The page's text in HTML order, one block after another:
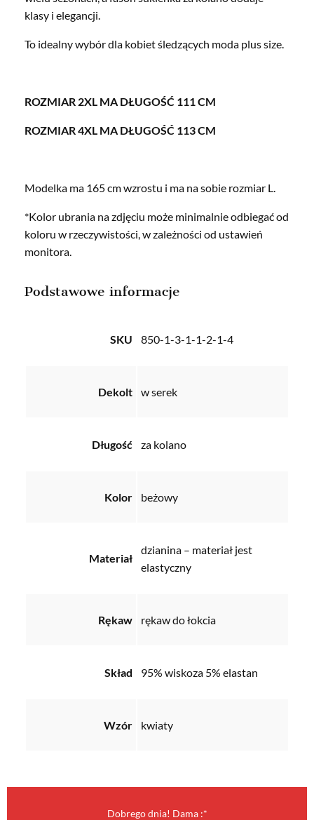
klasy i elegancji.
To idealny wybór dla kobiet śledzących moda plus size.
ROZMIAR 2XL MA DŁUGOŚĆ 111 CM
ROZMIAR 4XL MA DŁUGOŚĆ 113 CM
Modelka ma 165 cm wzrostu i ma na sobie rozmiar L.
*Kolor ubrania na zdjęciu może minimalnie odbiegać od
koloru w rzeczywistości, w zależności od ustawień
monitora.
Podstawowe informacje
SKU 850-1-3-1-1-2-1-4
Dekolt w serek
Długość za kolano
Kolor beżowy
Materiał
dzianina – materiał jest
elastyczny
Rękaw rękaw do łokcia
Skład 95% wiskoza 5% elastan
Wzór kwiaty
Dobrego dnia! Dama :*